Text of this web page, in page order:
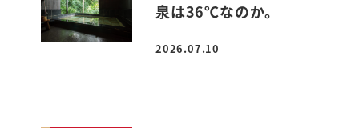
泉は36℃なのか。
投稿日
2026.07.10